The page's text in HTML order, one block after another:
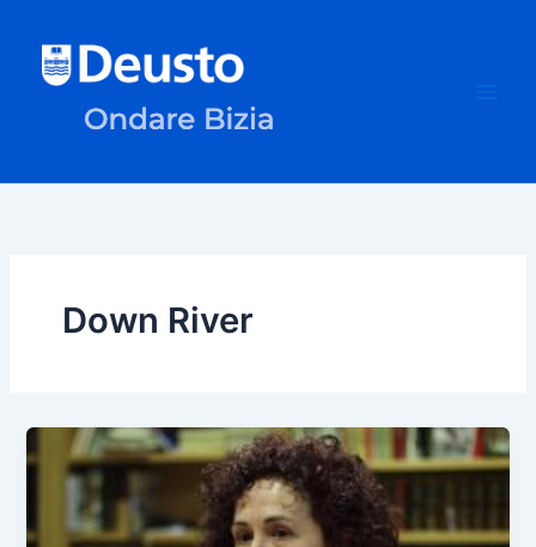
contenido
Down River